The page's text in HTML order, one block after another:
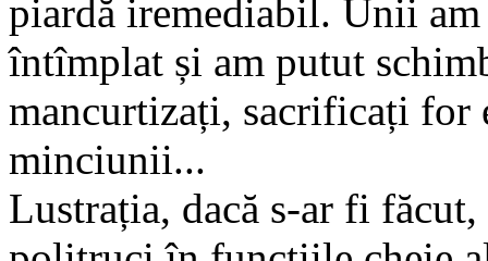
piardă iremediabil. Unii
întîmplat și am putut
mancurtizați, sacrificați for
minciunii...
Lustrația, dacă s-ar fi